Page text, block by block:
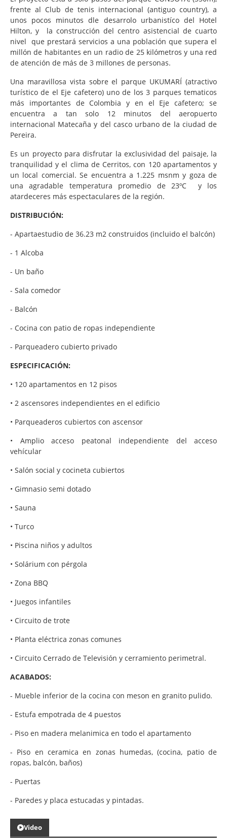
frente al Club de tenis internacional (antiguo country), a
unos pocos minutos dle desarrolo urbanistíco del Hotel
Hilton, y la construcción del centro asistencial de cuarto
nivel que prestará servicios a una población que supera el
millón de habitantes en un radio de 25 kilómetros y una red
de atención de más de 3 millones de personas.
Una maravillosa vista sobre el parque UKUMARÍ (atractivo
turístico de el Eje cafetero) uno de los 3 parques tematicos
más importantes de Colombia y en el Eje cafetero; se
encuentra a tan solo 12 minutos del aeropuerto
internacional Matecaña y del casco urbano de la ciudad de
Pereira.
Es un proyecto para disfrutar la exclusividad del paisaje, la
tranquilidad y el clima de Cerritos, con 120 apartamentos y
un local comercial. Se encuentra a 1.225 msnm y goza de
una agradable temperatura promedio de 23ºC y los
atardeceres más espectaculares de la región.
DISTRIBUCIÓN:
- Apartaestudio de 36.23 m2 construidos (incluido el balcón)
- 1 Alcoba
- Un baño
- Sala comedor
- Balcón
- Cocina con patio de ropas independiente
- Parqueadero cubierto privado
ESPECIFICACIÓN:
• 120 apartamentos en 12 pisos
• 2 ascensores independientes en el edificio
• Parqueaderos cubiertos con ascensor
• Amplio acceso peatonal independiente del acceso
vehícular
• Salón social y cocineta cubiertos
• Gimnasio semi dotado
• Sauna
• Turco
• Piscina niños y adultos
• Solárium con pérgola
• Zona BBQ
• Juegos infantiles
• Circuito de trote
• Planta eléctrica zonas comunes
• Circuito Cerrado de Televisión y cerramiento perimetral.
ACABADOS:
- Mueble inferior de la cocina con meson en granito pulido.
- Estufa empotrada de 4 puestos
- Piso en madera melanimica en todo el apartamento
- Piso en ceramica en zonas humedas, (cocina, patio de
ropas, balcón, baños)
- Puertas
- Paredes y placa estucadas y pintadas.
Video